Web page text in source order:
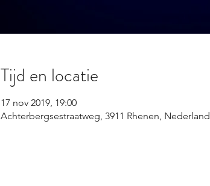
Tijd en locatie
17 nov 2019, 19:00
Achterbergsestraatweg, 3911 Rhenen, Nederland